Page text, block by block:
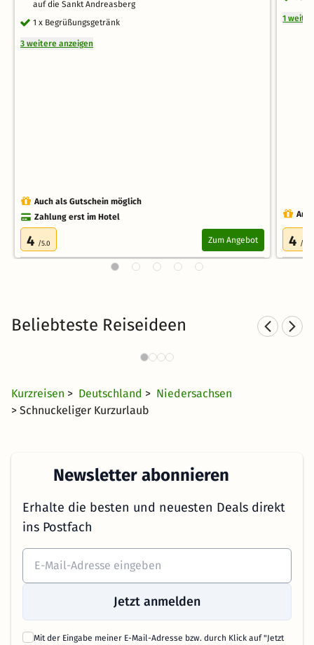
auf die Sankt Andreasberg
1 x Begrüßungsgetränk
3 weitere anzeigen
Auch als Gutschein möglich
Zahlung erst im Hotel
4 /5.0 Zum Angebot
1
4 /5.0
Beliebteste Reiseideen
Sporthotels in Niedersachsen
1341 Angebote
Kurzreisen > Deutschland > Niedersachsen
> Schnuckeliger Kurzurlaub
Newsletter abonnieren
Erhalte die besten und neuesten Deals direkt
ins Postfach
Jetzt anmelden
Mit der Eingabe meiner E-Mail-Adresse bzw. durch Klick auf "Jetzt